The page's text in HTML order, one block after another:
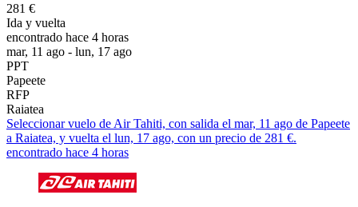
281 €
Ida y vuelta
encontrado hace 4 horas
mar, 11 ago - lun, 17 ago
PPT
Papeete
RFP
Raiatea
Seleccionar vuelo de Air Tahiti, con salida el mar, 11 ago de Papeete
a Raiatea, y vuelta el lun, 17 ago, con un precio de 281 €.
encontrado hace 4 horas